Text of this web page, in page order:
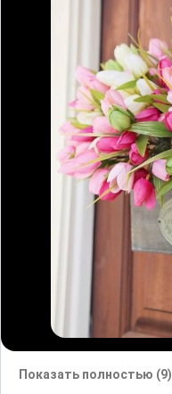
Показать полностью (9)